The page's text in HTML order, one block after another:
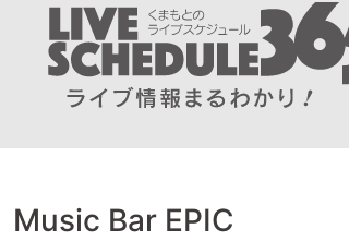
Music Bar EPIC